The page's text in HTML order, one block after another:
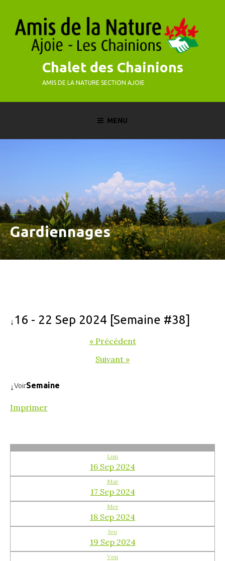
content
Chalet des Chainions
AMIS DE LA NATURE SECTION AJOIE
MENU
Gardiennages
↓ 16 - 22 Sep 2024 [Semaine #38]
« Précédent
Suivant »
↓VoirSemaine
Imprimer
Lun
16 Sep 2024
Mar
17 Sep 2024
Mer
18 Sep 2024
Jeu
19 Sep 2024
Ven